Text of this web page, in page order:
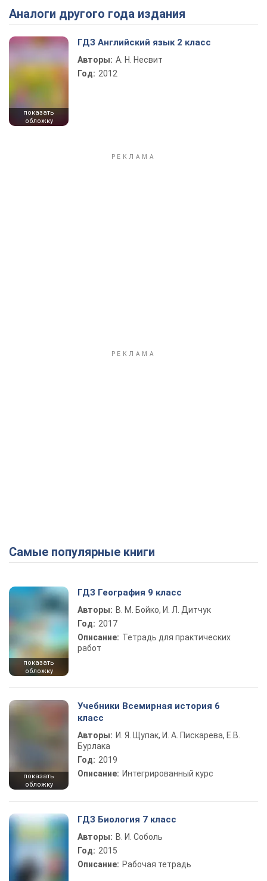
Play Video
Аналоги другого года издания
показать
обложку
ГДЗ Английский язык 2 класс
Авторы: А. Н. Несвит
Год: 2012
Самые популярные книги
показать
обложку
ГДЗ География 9 класс
Авторы: В. М. Бойко, И. Л. Дитчук
Год: 2017
Описание: Тетрадь для практических
работ
показать
обложку
Учебники Всемирная история 6
класс
Авторы: И. Я. Щупак, И. А. Пискарева, Е.В.
Бурлака
Год: 2019
Описание: Интегрированный курс
ГДЗ Биология 7 класс
Авторы: В. И. Соболь
Год: 2015
Описание: Рабочая тетрадь